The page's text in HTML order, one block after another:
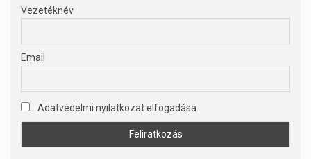
Vezetéknév
Email
Adatvédelmi nyilatkozat elfogadása